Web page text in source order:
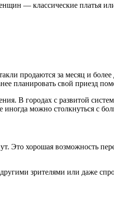
— классические платья
продаются за месяц и
планировать свой приезд
В городах с развитой
можно столкнуться с
хорошая возможность
зрителями или даже